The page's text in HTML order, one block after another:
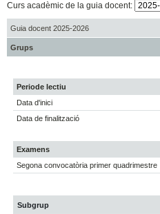
Curs acadèmic de la guia docent:
Guia docent 2025-2026
Grups
Periode lectiu
Data d'inici
Data de finalització
Examens
Segona convocatòria primer quadrimestre
Subgrup